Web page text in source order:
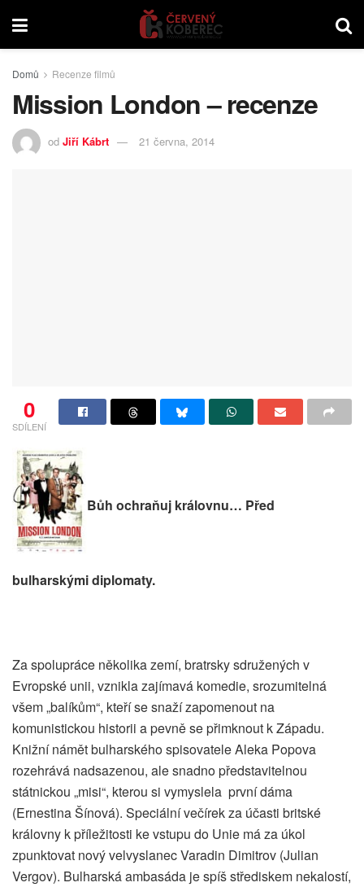
Domů Recenze filmů
Mission London – recenze
od Jiří Kábrt 21 června, 2014
0
SDÍLENÍ
Bůh ochraňuj královnu… Před
bulharskými diplomaty.
Za spolupráce několika zemí, bratrsky sdružených v
Evropské unii, vznikla zajímavá komedie, srozumitelná
všem „balíkům“, kteří se snaží zapomenout na
komunistickou historii a pevně se přimknout k Západu.
Knižní námět bulharského spisovatele Aleka Popova
rozehrává nadsazenou, ale snadno představitelnou
státnickou „misi“, kterou si vymyslela první dáma
(Ernestina Šínová). Speciální večírek za účasti britské
královny k příležitosti ke vstupu do Unie má za úkol
zpunktovat nový velvyslanec Varadin Dimitrov (Julian
Vergov). Bulharská ambasáda je spíš střediskem nekalostí,